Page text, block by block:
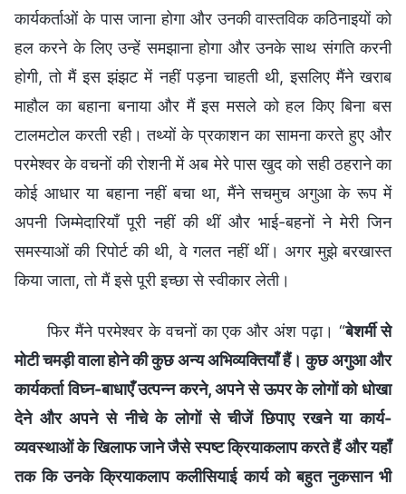
कार्यकर्ताओं के पास जाना होगा और उनकी वास्तविक कठिनाइयों को
हल करने के लिए उन्हें समझाना होगा और उनके साथ संगति करनी
होगी, तो मैं इस झंझट में नहीं पड़ना चाहती थी, इसलिए मैंने खराब
माहौल का बहाना बनाया और मैं इस मसले को हल किए बिना बस
टालमटोल करती रही। तथ्यों के प्रकाशन का सामना करते हुए और
परमेश्वर के वचनों की रोशनी में अब मेरे पास खुद को सही ठहराने का
कोई आधार या बहाना नहीं बचा था, मैंने सचमुच अगुआ के रूप में
अपनी जिम्मेदारियाँ पूरी नहीं की थीं और भाई-बहनों ने मेरी जिन
समस्याओं की रिपोर्ट की थी, वे गलत नहीं थीं। अगर मुझे बरखास्त
किया जाता, तो मैं इसे पूरी इच्छा से स्वीकार लेती।
फिर मैंने परमेश्वर के वचनों का एक और अंश पढ़ा। “बेशर्मी से
मोटी चमड़ी वाला होने की कुछ अन्य अभिव्यक्तियाँ हैं। कुछ अगुआ और
कार्यकर्ता विघ्न-बाधाएँ उत्पन्न करने, अपने से ऊपर के लोगों को धोखा
देने और अपने से नीचे के लोगों से चीजें छिपाए रखने या कार्य-
व्यवस्थाओं के खिलाफ जाने जैसे स्पष्ट क्रियाकलाप करते हैं और यहाँ
तक कि उनके क्रियाकलाप कलीसियाई कार्य को बहुत नुकसान भी